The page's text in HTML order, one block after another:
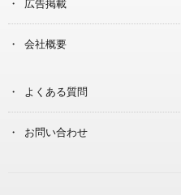
広告掲載
会社概要
よくある質問
お問い合わせ